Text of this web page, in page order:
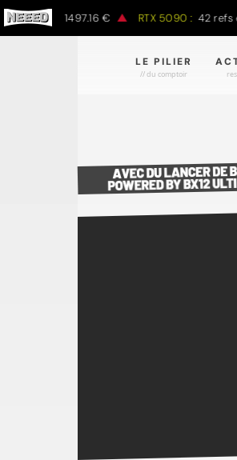
à 1497.16 € RTX 5090 : 42 refs en
LE PILIER
// du comptoir